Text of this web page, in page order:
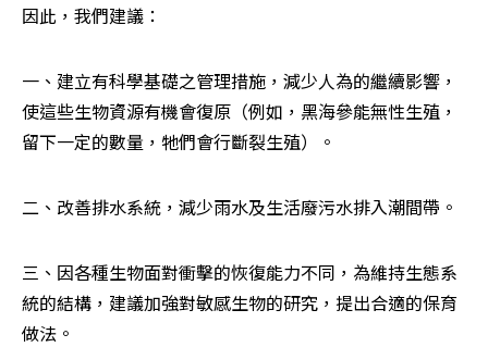
因此，我們建議：
一、建立有科學基礎之管理措施，減少人為的繼續影響，
使這些生物資源有機會復原（例如，黑海參能無性生殖，
留下一定的數量，牠們會行斷裂生殖）。
二、改善排水系統，減少雨水及生活廢污水排入潮間帶。
三、因各種生物面對衝擊的恢復能力不同，為維持生態系
統的結構，建議加強對敏感生物的研究，提出合適的保育
做法。